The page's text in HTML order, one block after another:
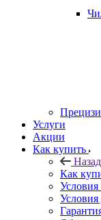
Услуги
Акции
Как купить
Назад
Как
Условия